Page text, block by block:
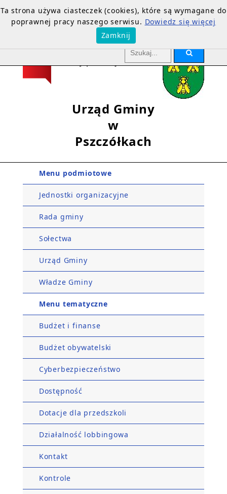
Urząd Gminy
w
Pszczółkach
Menu podmiotowe
Jednostki organizacyjne
Rada gminy
Sołectwa
Urząd Gminy
Władze Gminy
Menu tematyczne
Budżet i finanse
Budżet obywatelski
Cyberbezpieczeństwo
Dostępność
Dotacje dla przedszkoli
Działalność lobbingowa
Kontakt
Kontrole
Ta strona używa ciasteczek (cookies), które są wymagane do
poprawnej pracy naszego serwisu. Dowiedz się więcej
Zamknij